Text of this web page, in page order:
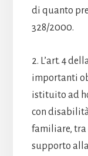
di quanto
328/2000.
2. L’art. 4
importanti
istituito ad
con
familiare, tra
supporto